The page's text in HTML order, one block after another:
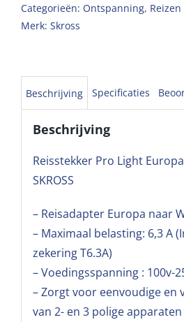
Categorieën: Ontspanning, Reizen
Merk: Skross
Beschrijving Specificaties
Beschrijving
Reisstekker Pro Light
SKROSS
– Reisadapter Europa naar
– Maximaal belasting: 6,3 A
zekering T6.3A)
– Voedingsspanning : 100v-
– Zorgt voor eenvoudige en
van 2- en 3 polige